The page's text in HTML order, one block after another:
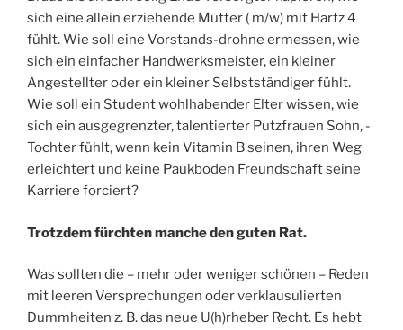
sich eine allein erziehende Mutter ( m/w) mit Hartz 4
fühlt. Wie soll eine Vorstands-drohne ermessen, wie
sich ein einfacher Handwerksmeister, ein kleiner
Angestellter oder ein kleiner Selbstständiger fühlt.
Wie soll ein Student wohlhabender Elter wissen, wie
sich ein ausgegrenzter, talentierter Putzfrauen Sohn, -
Tochter fühlt, wenn kein Vitamin B seinen, ihren Weg
erleichtert und keine Paukboden Freundschaft seine
Karriere forciert?
Trotzdem fürchten manche den guten Rat.
Was sollten die – mehr oder weniger schönen – Reden
mit leeren Versprechungen oder verklausulierten
Dummheiten z. B. das neue U(h)rheber Recht. Es hebt